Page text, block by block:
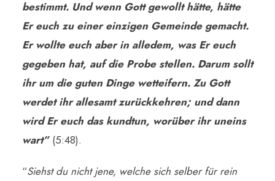
bestimmt. Und wenn Gott gewollt hätte, hätte
Er euch zu einer einzigen Gemeinde gemacht.
Er wollte euch aber in alledem, was Er euch
gegeben hat, auf die Probe stellen. Darum sollt
ihr um die guten Dinge wetteifern. Zu Gott
werdet ihr allesamt zurückkehren; und dann
wird Er euch das kundtun, worüber ihr uneins
wart” (5:48).
“Siehst du nicht jene, welche sich selber für rein